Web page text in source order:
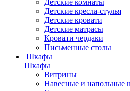
Детские комнаты
Детские кресла-стулья
Детские кровати
Детские матрасы
Кровати чердаки
Письменные столы
Шкафы
Шкафы
Витрины
Навесные и напольные